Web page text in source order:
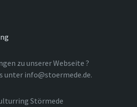
zu unserer Webseite ?
unter info@stoermede.de.
Störmede